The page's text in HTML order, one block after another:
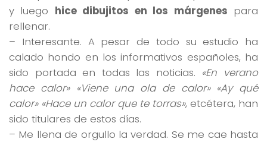
y luego hice dibujitos en los márgenes para
rellenar.
– Interesante. A pesar de todo su estudio ha
calado hondo en los informativos españoles, ha
sido portada en todas las noticias. «En verano
hace calor» «Viene una ola de calor» «Ay qué
calor» «Hace un calor que te torras», etcétera, han
sido titulares de estos días.
– Me llena de orgullo la verdad. Se me cae hasta